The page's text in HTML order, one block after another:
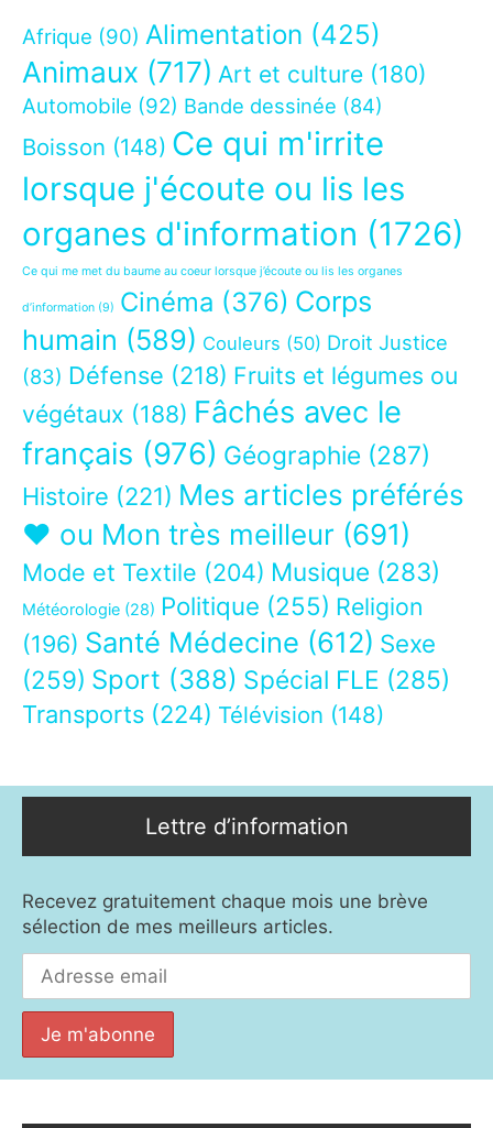
Afrique (90) Alimentation (425)
Animaux (717) Art et culture (180)
Automobile (92) Bande dessinée (84)
Boisson (148) Ce qui m'irrite
lorsque j'écoute ou lis les
organes d'information (1726)
Ce qui me met du baume au coeur lorsque j’écoute ou lis les organes
d’information (9) Cinéma (376) Corps
humain (589) Couleurs (50) Droit Justice
(83) Défense (218) Fruits et légumes ou
végétaux (188) Fâchés avec le
français (976) Géographie (287)
Histoire (221) Mes articles préférés
❤ ou Mon très meilleur (691)
Mode et Textile (204) Musique (283)
Météorologie (28) Politique (255) Religion
(196) Santé Médecine (612) Sexe
(259) Sport (388) Spécial FLE (285)
Transports (224) Télévision (148)
Lettre d’information
Recevez gratuitement chaque mois une brève
sélection de mes meilleurs articles.